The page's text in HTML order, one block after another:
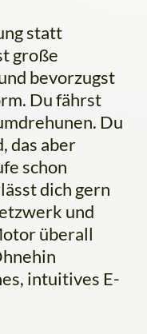
statt
große
bevorzugst
Du fährst
Du
das aber
schon
dich gern
und
überall
intuitives E-